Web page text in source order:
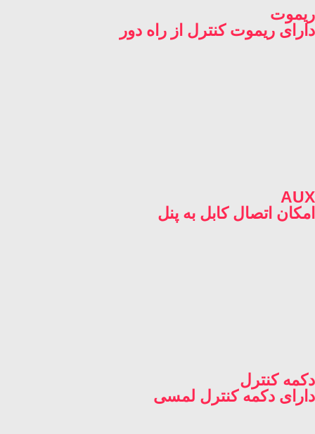
ریموت
دارای ریموت کنترل از راه دور
AUX
امکان اتصال کابل به پنل
دکمه کنترل
دارای دکمه کنترل لمسی